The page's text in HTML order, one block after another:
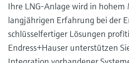
Memosens-Technologie
Alle ansehen
Ihre LNG-Anlage wird in hohem
langjährigen Erfahrung bei der
schlüsselfertiger Lösungen
Endress+Hauser unterstützen